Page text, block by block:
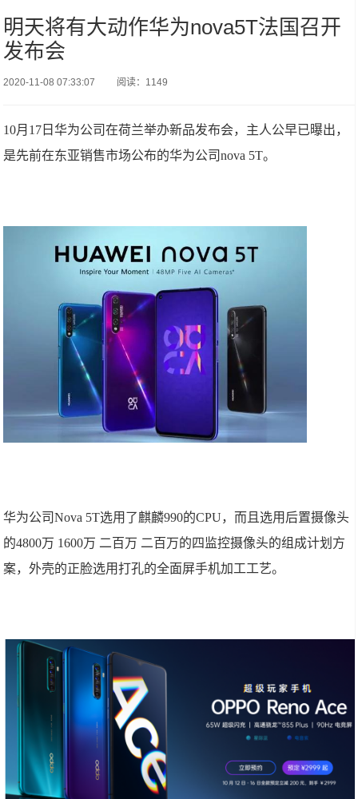
明天将有大动作华为nova5T法国召开
发布会
2020-11-08 07:33:07 阅读：1149
10月17日华为公司在荷兰举办新品发布会，主人公早已曝出，
是先前在东亚销售市场公布的华为公司nova 5T。
华为公司Nova 5T选用了麒麟990的CPU，而且选用后置摄像头
的4800万 1600万 二百万 二百万的四监控摄像头的组成计划方
案，外壳的正脸选用打孔的全面屏手机加工工艺。